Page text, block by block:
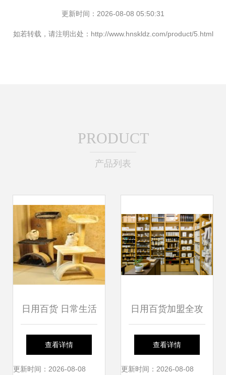
更新时间：2026-08-08 05:50:31
如若转载，请注明出处：http://www.hnskldz.com/product/5.html
PRODUCT
产品列表
日用百货 日常生活
中的全方位贴心伴
侣
查看详情
更新时间：2026-08-08
日用百货加盟全攻
略 从零起步，开启
您的零售事业
查看详情
更新时间：2026-08-08